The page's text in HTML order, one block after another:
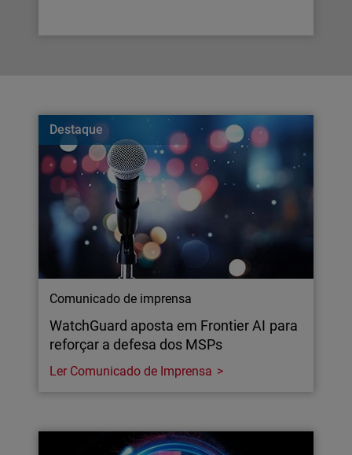
Destaque
Comunicado de imprensa
WatchGuard aposta em Frontier AI para
reforçar a defesa dos MSPs
Ler Comunicado de Imprensa